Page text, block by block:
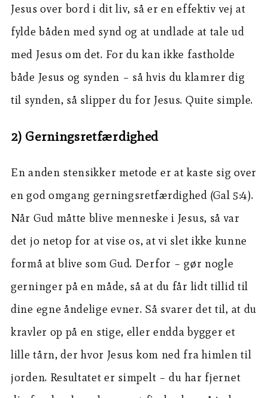
Jesus over bord i dit liv, så er en effektiv vej at
fylde båden med synd og at undlade at tale ud
med Jesus om det. For du kan ikke fastholde
både Jesus og synden – så hvis du klamrer dig
til synden, så slipper du for Jesus. Quite simple.
2) Gerningsretfærdighed
En anden stensikker metode er at kaste sig over
en god omgang gerningsretfærdighed (Gal 5:4).
Når Gud måtte blive menneske i Jesus, så var
det jo netop for at vise os, at vi slet ikke kunne
formå at blive som Gud. Derfor – gør nogle
gerninger på en måde, så at du får lidt tillid til
dine egne åndelige evner. Så svarer det til, at du
kravler op på en stige, eller endda bygger et
lille tårn, der hvor Jesus kom ned fra himlen til
jorden. Resultatet er simpelt – du har fjernet